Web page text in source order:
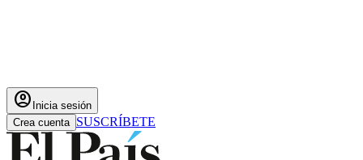
account_circle Inicia sesión
Crea cuenta SUSCRÍBETE